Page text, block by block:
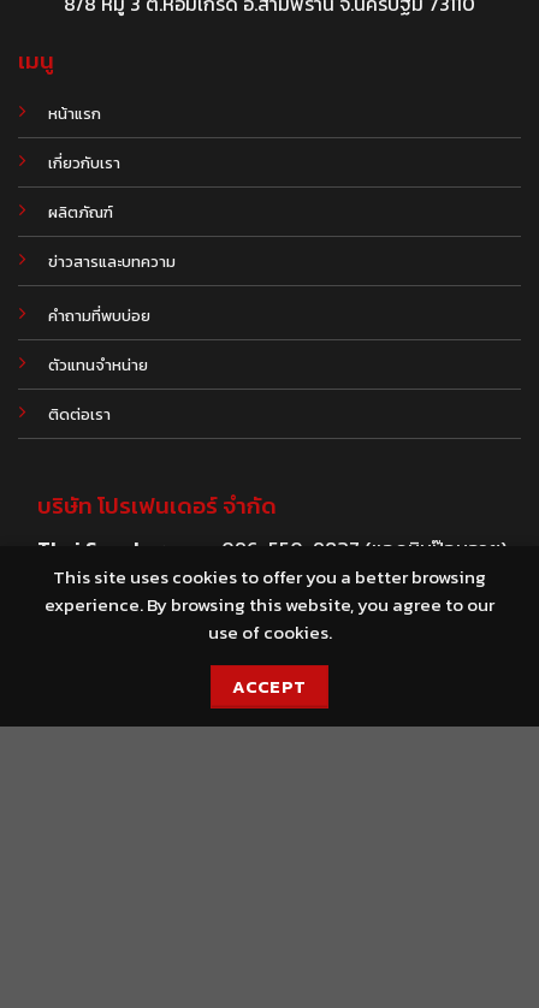
เมนู
หน้าแรก
เกี่ยวกับเรา
ผลิตภัณฑ์
ข่าวสารและบทความ
.
คำถามที่พบบ่อย
ตัวแทนจำหน่าย
ติดต่อเรา
บริษัท โปรเฟนเดอร์ จำกัด
Thai Speaker
096-550-9837 (แอดมินป๊อบอาย)
065-715-4942 (แอดมินแตงโม)
+66 86-896-4149 (Orasa)
สนใจเป็นตัวแทนจำหน่าย
081-372-3638(ขวัญหทัย)
This site uses cookies to offer you a better browsing
experience. By browsing this website, you agree to our
use of cookies.
ACCEPT